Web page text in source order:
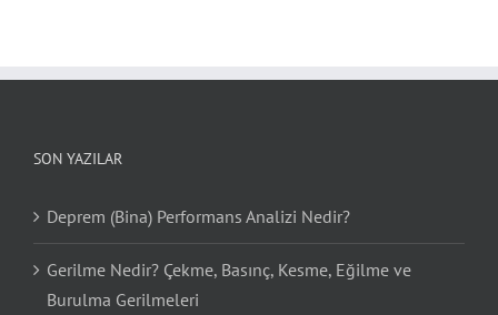
SON YAZILAR
Deprem (Bina) Performans Analizi Nedir?
Gerilme Nedir? Çekme, Basınç, Kesme, Eğilme ve
Burulma Gerilmeleri